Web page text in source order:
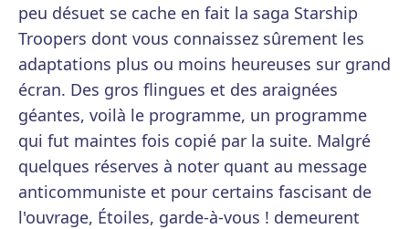
peu désuet se cache en fait la saga Starship
Troopers dont vous connaissez sûrement les
adaptations plus ou moins heureuses sur grand
écran. Des gros flingues et des araignées
géantes, voilà le programme, un programme
qui fut maintes fois copié par la suite. Malgré
quelques réserves à noter quant au message
anticommuniste et pour certains fascisant de
l'ouvrage, Étoiles, garde-à-vous ! demeurent